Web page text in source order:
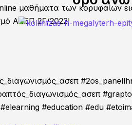
μαθήματα των κορυφαίων
ΑΣΕΠ 2Γ/2022!
#education #edu
τους στο
του ΑΣΕΠ-
Δημοσίου.